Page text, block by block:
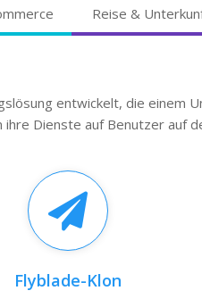
Reise &
entwickelt, die einem
Dienste auf Benutzer auf
Flyblade-Klon